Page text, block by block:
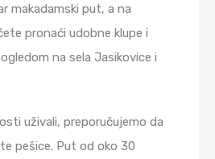
makadamski put, a na
pronaći udobne klupe i
na sela Jasikovice i
uživali, preporučujemo da
pešice. Put od oko 30